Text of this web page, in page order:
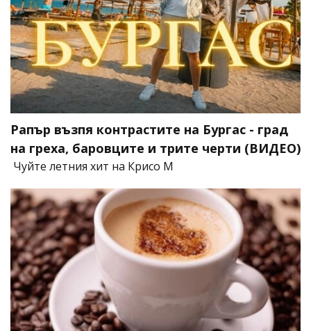
Рапър възпя контрастите на Бургас - град
на греха, баровците и трите черти (ВИДЕО)
Чуйте летния хит на Крисо М